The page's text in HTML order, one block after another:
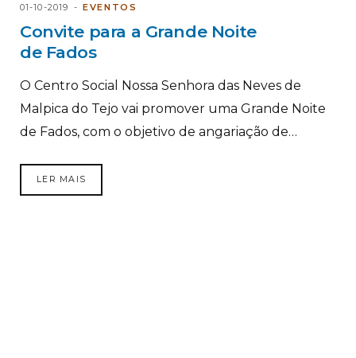
01-10-2019 EVENTOS
Convite para a Grande Noite
de Fados
O Centro Social Nossa Senhora das Neves de
Malpica do Tejo vai promover uma Grande Noite
de Fados, com o objetivo de angariação de…
LER MAIS